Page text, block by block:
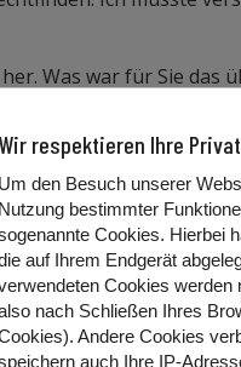
Was war für Sie das
einen
von Pilotprojekten, die
Gesetz hat. Im
europäischen
Wir respektieren Ihre
Um den Besuch unserer
Nutzung bestimmter
Cookies. Hierbei
auf Ihrem Endgerät
Cookies
nach Schließen Ihres
Andere Cookies
auch Ihre IP-